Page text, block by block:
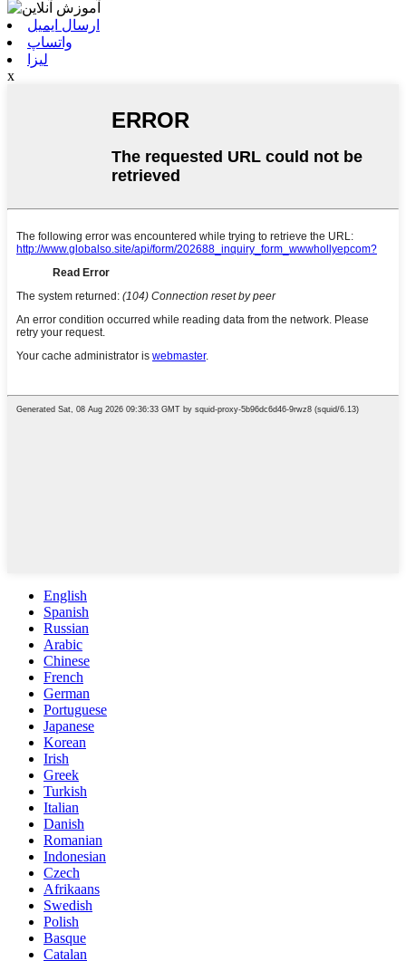
ارسال ایمیل
واتساپ
لیزا
x
English
Spanish
Russian
Arabic
Chinese
French
German
Portuguese
Japanese
Korean
Irish
Greek
Turkish
Italian
Danish
Romanian
Indonesian
Czech
Afrikaans
Swedish
Polish
Basque
Catalan